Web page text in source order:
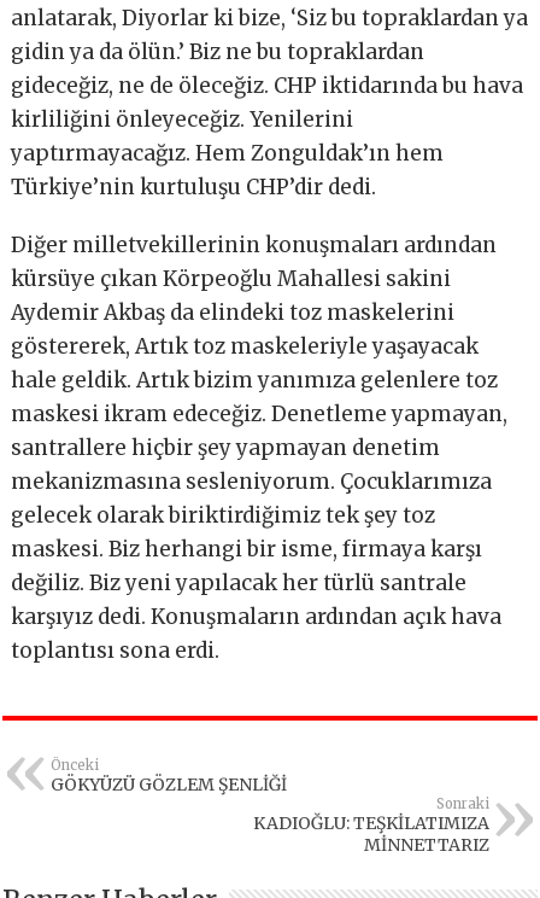
anlatarak, Diyorlar ki bize, ‘Siz bu topraklardan ya
gidin ya da ölün.’ Biz ne bu topraklardan
gideceğiz, ne de öleceğiz. CHP iktidarında bu hava
kirliliğini önleyeceğiz. Yenilerini
yaptırmayacağız. Hem Zonguldak’ın hem
Türkiye’nin kurtuluşu CHP’dir dedi.
Diğer milletvekillerinin konuşmaları ardından
kürsüye çıkan Körpeoğlu Mahallesi sakini
Aydemir Akbaş da elindeki toz maskelerini
göstererek, Artık toz maskeleriyle yaşayacak
hale geldik. Artık bizim yanımıza gelenlere toz
maskesi ikram edeceğiz. Denetleme yapmayan,
santrallere hiçbir şey yapmayan denetim
mekanizmasına sesleniyorum. Çocuklarımıza
gelecek olarak biriktirdiğimiz tek şey toz
maskesi. Biz herhangi bir isme, firmaya karşı
değiliz. Biz yeni yapılacak her türlü santrale
karşıyız dedi. Konuşmaların ardından açık hava
toplantısı sona erdi.
Önceki
GÖKYÜZÜ GÖZLEM ŞENLİĞİ
Sonraki
KADIOĞLU: TEŞKİLATIMIZA
MİNNETTARIZ